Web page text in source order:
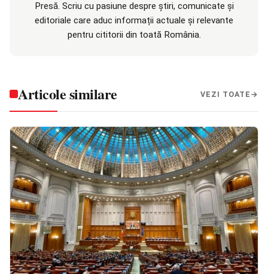
Presă. Scriu cu pasiune despre știri, comunicate și
editoriale care aduc informații actuale și relevante
pentru cititorii din toată România.
Articole similare VEZI TOATE